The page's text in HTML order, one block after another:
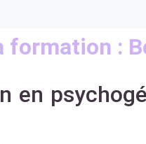
formation :
en